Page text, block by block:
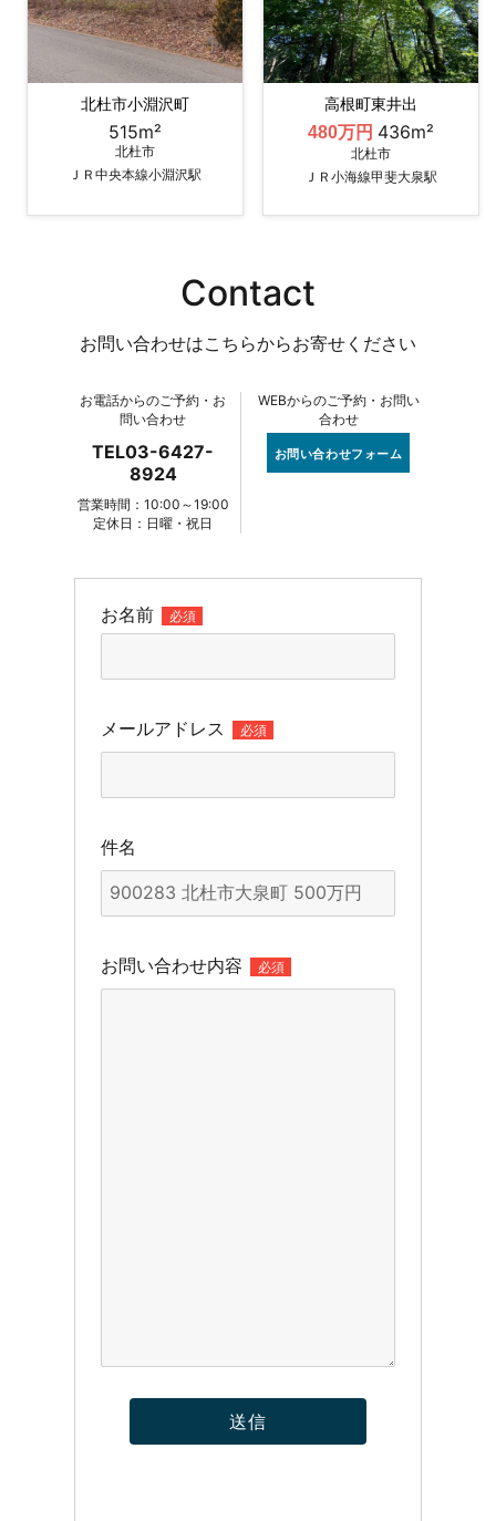
北杜市小淵沢町
515m²
北杜市
ＪＲ中央本線小淵沢駅
高根町東井出
480万円 436m²
北杜市
ＪＲ小海線甲斐大泉駅
Contact
お問い合わせはこちらからお寄せください
お電話からのご予約・お
問い合わせ
TEL03-6427-
8924
営業時間：10:00～19:00
定休日：日曜・祝日
WEBからのご予約・お問い
合わせ
お問い合わせフォーム
お名前 必須
メールアドレス 必須
件名
お問い合わせ内容 必須